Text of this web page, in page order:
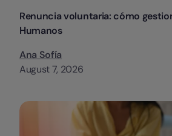
Renuncia voluntaria: cómo
Humanos
Ana Sofía
August 7, 2026